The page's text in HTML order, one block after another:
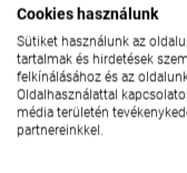
Cookies használunk
Sütiket használunk az
tartalmak és hirdetések
felkínálásához és az
Oldalhasználattal
média területén
partnereinkkel.